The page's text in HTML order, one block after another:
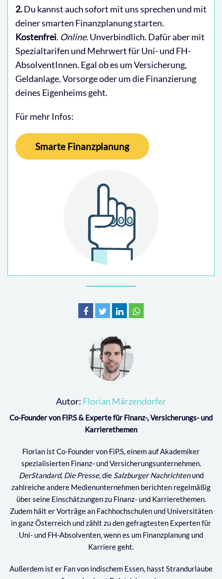
2.Du kannst auch sofort mit uns sprechen und mit
deiner smarten Finanzplanung starten.
Kostenfrei. Online. Unverbindlich. Dafür aber mit
Spezialtarifen und Mehrwert für Uni- und FH-
AbsolventInnen. Egal ob es um Versicherung,
Geldanlage, Vorsorge oder um die Finanzierung
deines Eigenheims geht.
Für mehr Infos:
Smarte Finanzplanung
Autor: Florian Märzendorfer
Co-Founder von FiP.S & Experte für Finanz-, Versicherungs- und
Karrierethemen
Florian ist Co-Founder von FiP.S, einem auf Akademiker
spezialisierten Finanz- und Versicherungsunternehmen.
DerStandard, Die Presse, die Salzburger Nachrichtenund
zahlreiche andere Medienunternehmen berichten regelmäßig
über seine Einschätzungen zu Finanz- und Karrierethemen.
Zudem hält er Vorträge an Fachhochschulen und Universitäten
in ganz Österreich und zählt zu den gefragtesten Experten für
Uni- und FH-Absolventen, wenn es um Finanzplanung und
Karriere geht.
Außerdem ist er Fan von indischem Essen, hasst Strandurlaube